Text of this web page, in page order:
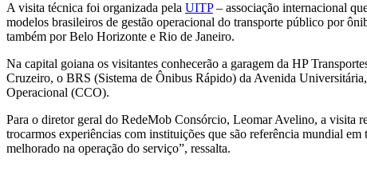
A visita técnica foi organizada pela UITP– associação internacional
modelos brasileiros de gestão operacional do transporte público por
também por Belo Horizonte e Rio de Janeiro.
Na capital goiana os visitantes conhecerão a garagem da HP
Cruzeiro, o BRS (Sistema de Ônibus Rápido) da Avenida
Operacional (CCO).
Para o diretor geral do RedeMob Consórcio, Leomar Avelino, a visita
trocarmos experiências com instituições que são referência mundial
melhorado na operação do serviço”, ressalta.